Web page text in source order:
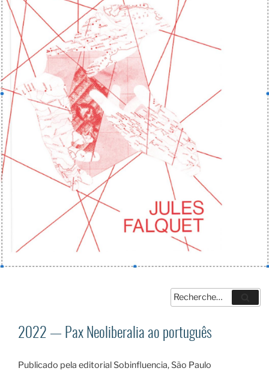
Recherche
pour
2022 — Pax Neoliberalia ao português
Publicado pela editorial Sobinfluencia, São Paulo